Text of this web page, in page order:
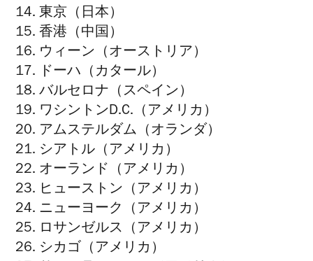
東京（日本）
香港（中国）
ウィーン（オーストリア）
ドーハ（カタール）
バルセロナ（スペイン）
ワシントンD.C.（アメリカ）
アムステルダム（オランダ）
シアトル（アメリカ）
オーランド（アメリカ）
ヒューストン（アメリカ）
ニューヨーク（アメリカ）
ロサンゼルス（アメリカ）
シカゴ（アメリカ）